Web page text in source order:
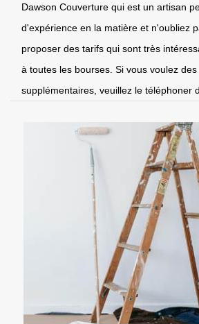
Dawson Couverture qui est un artisan
d'expérience en la matière et n'oubliez
proposer des tarifs qui sont très
à toutes les bourses. Si vous voulez
supplémentaires, veuillez le téléphoner